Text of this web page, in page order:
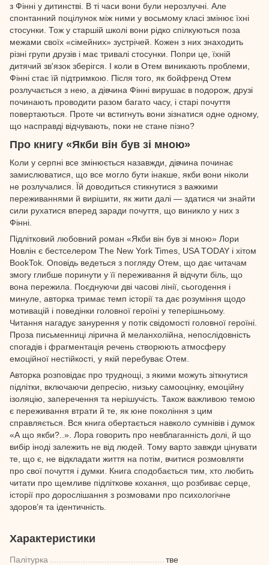
з Фінні у дитинстві. В ті часи вони були нерозлучні. Але
спонтанний поцілунок між ними у восьмому класі змінює їхні
стосунки. Тож у старшій школі вони рідко спілкуються поза
межами своїх «сімейних» зустрічей. Кожен з них знаходить
різні групи друзів і має тривалі стосунки. Попри це, їхній
дитячий зв'язок зберігся. І коли в Отем виникають проблеми,
Фінні стає їй підтримкою. Після того, як бойфренд Отем
розлучається з нею, а дівчина Фінні вирушає в подорож, друзі
починають проводити разом багато часу, і старі почуття
повертаються. Проте чи встигнуть вони зізнатися одне одному,
що насправді відчувають, поки не стане пізно?
Про книгу «Якби він був зі мною»
Коли у серпні все змінюється назавжди, дівчина починає
замислюватися, що все могло бути інакше, якби вони ніколи
не розлучалися. Їй доводиться стикнутися з важкими
переживаннями й вирішити, як жити далі — здатися чи знайти
сили рухатися вперед заради почуття, що виникло у них з
Фінні.
Підлітковий любовний роман «Якби він був зі мною» Лори
Новлін є бестселером The New York Times, USA TODAY і хітом
BookTok. Оповідь ведеться з погляду Отем, що дає читачам
змогу глибше поринути у її переживання й відчути біль, що
вона пережила. Поєднуючи дві часові лінії, сьогодення і
минуле, авторка тримає темп історії та дає розуміння щодо
мотивацій і поведінки головної героїні у теперішньому.
Читання нагадує занурення у потік свідомості головної героїні.
Проза письменниці лірична й меланхолійна, непослідовність
спогадів і фрагментація речень створюють атмосферу
емоційної нестійкості, у якій перебуває Отем.
Авторка розповідає про труднощі, з якими можуть зіткнутися
підлітки, включаючи депресію, низьку самооцінку, емоційну
ізоляцію, заперечення та нерішучість. Також важливою темою
є переживання втрати й те, як юне покоління з цим
справляється. Вся книга обертається навколо сумнівів і думок
«А що якби?..». Лора говорить про невблаганність долі, й що
вибір іноді залежить не від людей. Тому варто завжди цінувати
те, що є, не відкладати життя на потім, вчитися розмовляти
про свої почуття і думки. Книга сподобається тим, хто любить
читати про щемливе підліткове кохання, що розбиває серце,
історії про дорослішання з розмовами про психологічне
здоров’я та ідентичність.
Характеристики
Палітурка тве